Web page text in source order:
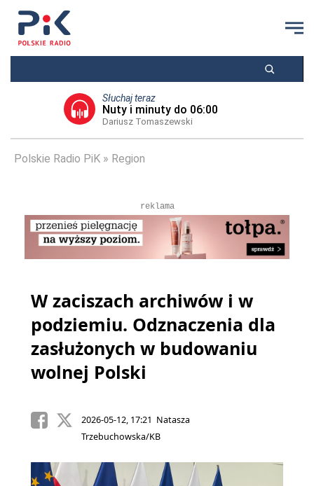
Słuchaj teraz
Nuty i minuty do 06:00
Dariusz Tomaszewski
Polskie Radio PiK Region
reklama
W zaciszach archiwów i w
podziemiu. Odznaczenia dla
zasłużonych w budowaniu
wolnej Polski
2026-05-12, 17:21 Natasza
Trzebuchowska/KB